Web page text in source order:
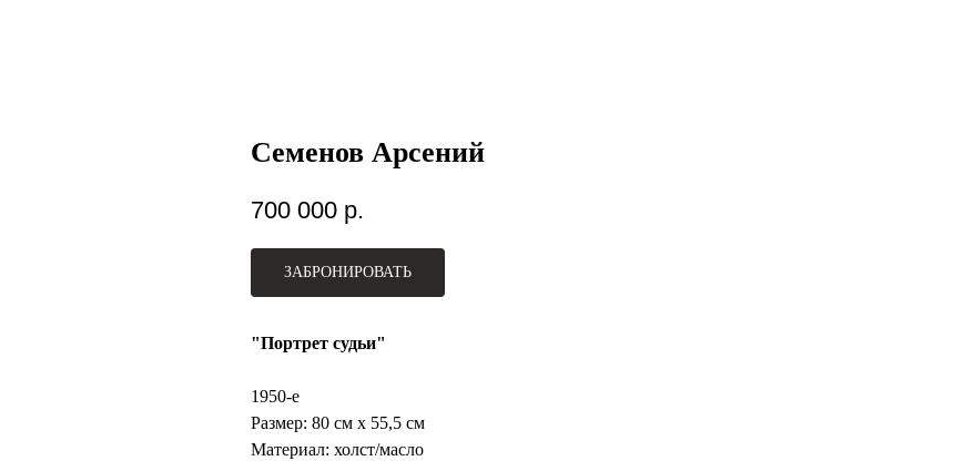
Семенов Арсений
700 000 р.
ЗАБРОНИРОВАТЬ
"Портрет судьи"
1950-е
Размер: 80 см х 55,5 см
Материал: холст/масло